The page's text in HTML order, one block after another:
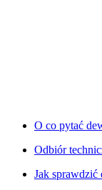
O co pytać
Odbiór
Jak sprawdzić